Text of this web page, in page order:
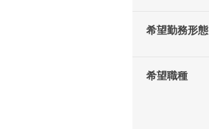
希望勤務形態
希望職種